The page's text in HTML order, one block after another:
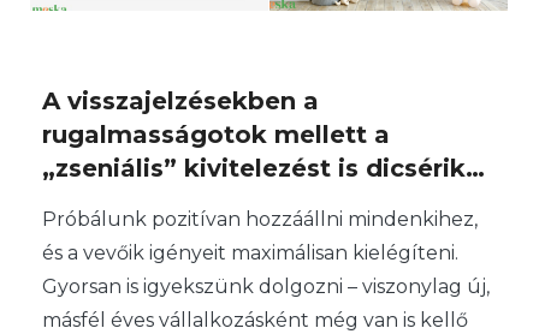
A visszajelzésekben a
rugalmasságotok mellett a
„zseniális” kivitelezést is dicsérik…
Próbálunk pozitívan hozzáállni mindenkihez,
és a vevőik igényeit maximálisan kielégíteni.
Gyorsan is igyekszünk dolgozni – viszonylag új,
másfél éves vállalkozásként még van is kellő